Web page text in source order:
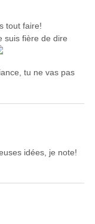
tout faire!
suis fière de dire
tu ne vas pas
idées, je note!